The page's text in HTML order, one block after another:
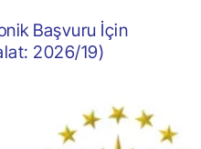
Başvuru İçin
2026/19)